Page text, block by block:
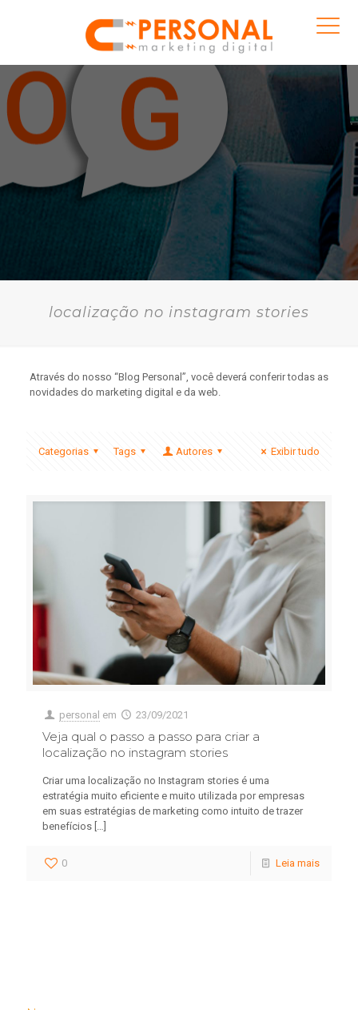
localização no instagram stories
Através do nosso “Blog Personal”, você deverá conferir todas as
novidades do marketing digital e da web.
Categorias Tags Autores Exibir tudo
personal em 23/09/2021
Veja qual o passo a passo para criar a
localização no instagram stories
Criar uma localização no Instagram stories é uma
estratégia muito eficiente e muito utilizada por empresas
em suas estratégias de marketing como intuito de trazer
benefícios
0 Leia mais